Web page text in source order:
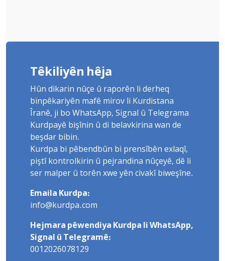
Têkiliyên hêja
Hûn dikarin nûçe û raporên li derheq
binpêkariyên mafê mirov li Kurdistana
Îranê, ji bo WhatsApp, Signal û Telegrama
Kurdpayê bişînin û di belavkirina wan de
beşdar bibin.
Kurdpa bi pêbendbûn bi prensîbên exlaqî,
piştî kontrolkirin û pejrandina nûçeyê, dê li
ser malper û torên xwe yên civakî biweşîne.
Emaila Kurdpa:
info@kurdpa.com
Hejmara pêwendiya Kurdpa li WhatsApp,
Signal û Telegramê:
0012026078129